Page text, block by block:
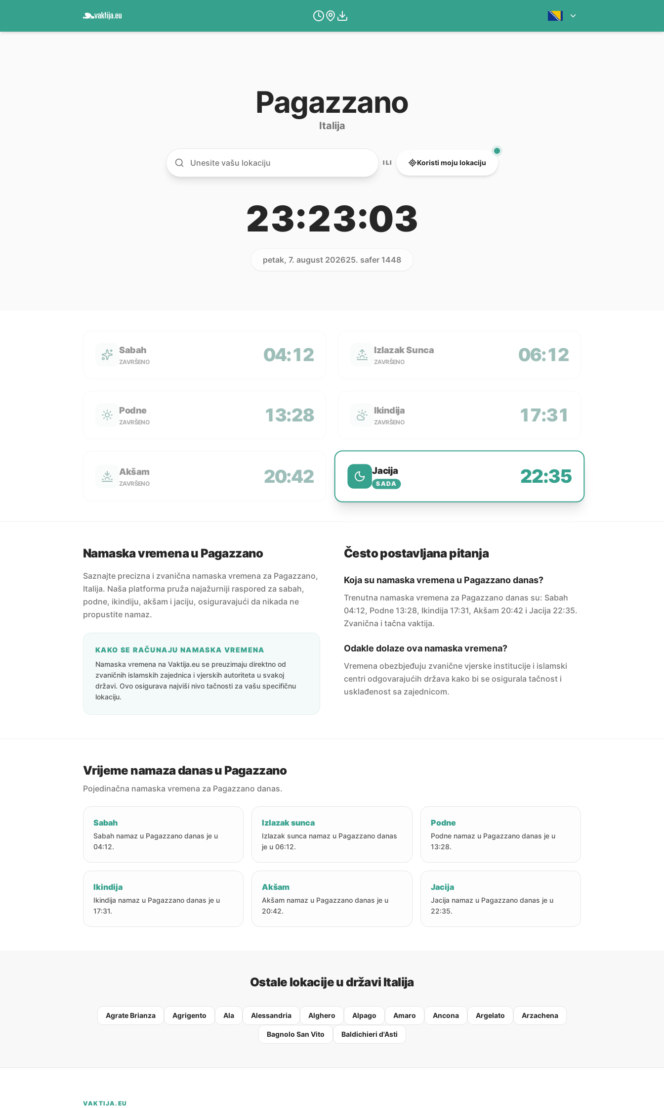
Pagazzano
Italija
ILI Koristi moju lokaciju
23:23:03
petak, 7. august 202625. safer 1448
Sabah
ZAVRŠENO 04:12 Izlazak Sunca
ZAVRŠENO 06:12
Podne
ZAVRŠENO 13:28 Ikindija
ZAVRŠENO 17:31
Akšam
ZAVRŠENO 20:42 Jacija
SADA 22:35
Namaska vremena u Pagazzano
Saznajte precizna i zvanična namaska vremena za Pagazzano,
Italija. Naša platforma pruža najažurniji raspored za sabah,
podne, ikindiju, akšam i jaciju, osiguravajući da nikada ne
propustite namaz.
KAKO SE RAČUNAJU NAMASKA VREMENA
Namaska vremena na Vaktija.eu se preuzimaju direktno od
zvaničnih islamskih zajednica i vjerskih autoriteta u svakoj
državi. Ovo osigurava najviši nivo tačnosti za vašu specifičnu
lokaciju.
Često postavljana pitanja
Koja su namaska vremena u Pagazzano danas?
Trenutna namaska vremena za Pagazzano danas su: Sabah
04:12, Podne 13:28, Ikindija 17:31, Akšam 20:42 i Jacija 22:35.
Zvanična i tačna vaktija.
Odakle dolaze ova namaska vremena?
Vremena obezbjeđuju zvanične vjerske institucije i islamski
centri odgovarajućih država kako bi se osigurala tačnost i
usklađenost sa zajednicom.
Vrijeme namaza danas u Pagazzano
Pojedinačna namaska vremena za Pagazzano danas.
Sabah
Sabah namaz u Pagazzano danas je u
04:12.
Izlazak sunca
Izlazak sunca namaz u Pagazzano danas
je u 06:12.
Podne
Podne namaz u Pagazzano danas je u
13:28.
Ikindija
Ikindija namaz u Pagazzano danas je u
17:31.
Akšam
Akšam namaz u Pagazzano danas je u
20:42.
Jacija
Jacija namaz u Pagazzano danas je u
22:35.
Ostale lokacije u državi Italija
Agrate Brianza Agrigento Ala Alessandria Alghero Alpago Amaro Ancona Argelato Arzachena
Bagnolo San Vito Baldichieri d'Asti
VAKTIJA.EU